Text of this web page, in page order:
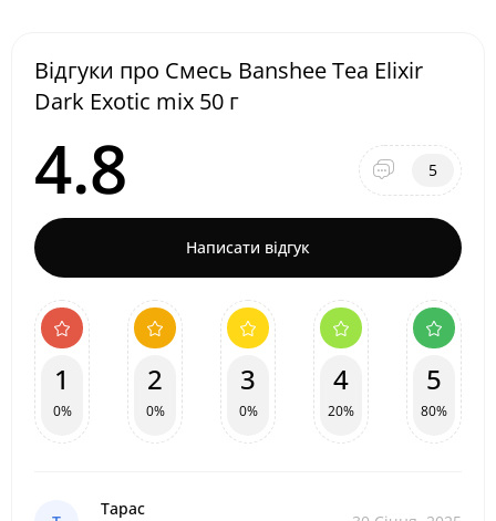
Відгуки про Смесь Banshee Tea Elixir
Dark Exotic mix 50 г
4.8 5
Написати відгук
1
0%
2
0%
3
0%
4
20%
5
80%
Тарас